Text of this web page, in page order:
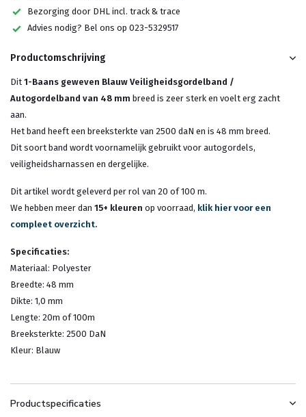
Bezorging door DHL incl. track & trace
Advies nodig? Bel ons op 023-5329517
Productomschrijving
Dit 1-Baans geweven Blauw Veiligheidsgordelband /
Autogordelband van 48 mm breed is zeer sterk en voelt erg zacht
aan.
Het band heeft een breeksterkte van 2500 daN en is 48 mm breed.
Dit soort band wordt voornamelijk gebruikt voor autogordels,
veiligheidsharnassen en dergelijke.
Dit artikel wordt geleverd per rol van 20 of 100 m.
We hebben meer dan 15+ kleuren op voorraad, klik hier voor een
compleet overzicht.
Specificaties:
Materiaal: Polyester
Breedte: 48 mm
Dikte: 1,0 mm
Lengte: 20m of 100m
Breeksterkte: 2500 DaN
Kleur: Blauw
Productspecificaties